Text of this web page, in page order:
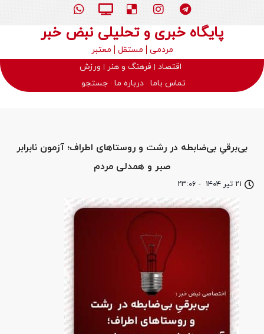
پایگاه خبری و تحلیلی نبض خبر
مردمی مستقل
معتبر
اقتصاد
فرهنگ و هنر
ورزش
تماس باما درباره ما جستجو
۲۱ تیر ۱۴۰۴ - ۲۳:۰۶
بی‌برقیِ بی‌ضابطه در رشت و روستاهای اطراف؛ آزمون نابرابر
صبر و همدلی مردم